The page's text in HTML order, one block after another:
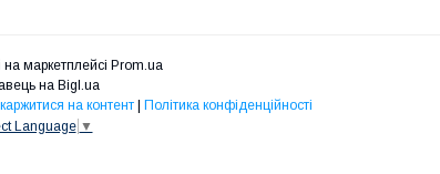
маркетплейсі Prom.ua
на Bigl.ua
на контент | Політика конфіденційності
Language ▼